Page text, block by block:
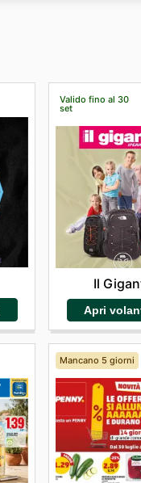
Valido fino al 30
set
Il
Apri
Mancano 5 giorni